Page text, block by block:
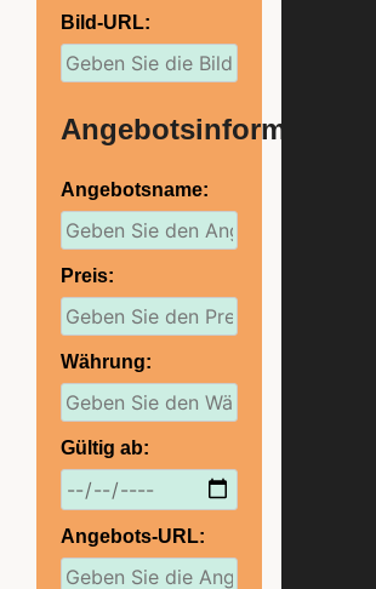
Bild-URL:
Angebotsinformationen
Angebotsname:
Preis:
Währung:
Gültig ab:
Angebots-URL: